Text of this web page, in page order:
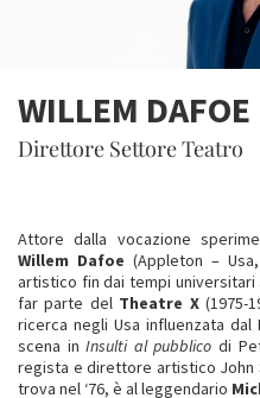
WILLEM DAFOE
Direttore Settore Teatro
Attore dalla vocazione
Willem Dafoe (Appleton –
artistico fin dai tempi universitari
far parte del Theatre X(1975-
ricerca negli Usa influenzata
scena inInsulti al pubblicodi
regista e direttore artistico John
trova nel ‘76, è al leggendario